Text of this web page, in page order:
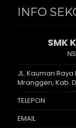
INFO
SMK
JL. Kauman Raya
Mranggen, Kab.
TELEPON
EMAIL